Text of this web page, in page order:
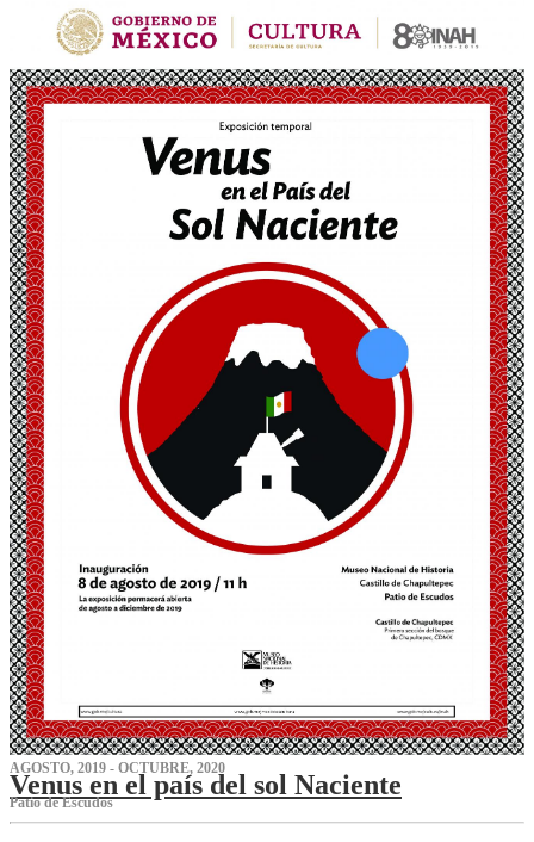
AGOSTO, 2019 - OCTUBRE, 2020
Venus en el país del sol Naciente
P‌atio de Escudos